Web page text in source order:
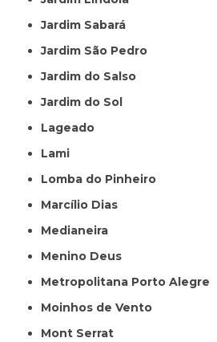
Jardim Sabará
Jardim São Pedro
Jardim do Salso
Jardim do Sol
Lageado
Lami
Lomba do Pinheiro
Marcílio Dias
Medianeira
Menino Deus
Metropolitana Porto Alegre
Moinhos de Vento
Mont Serrat